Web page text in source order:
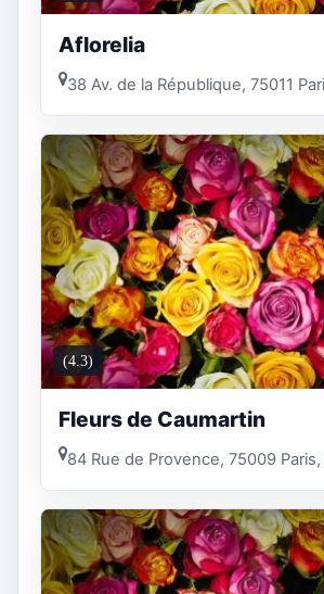
Aflorelia
38 Av. de la République, 75011
(4.3)
Fleurs de Caumartin
84 Rue de Provence, 75009